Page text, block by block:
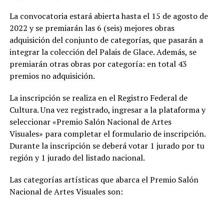
La convocatoria estará abierta hasta el 15 de agosto de
2022 y se premiarán las 6 (seis) mejores obras
adquisición del conjunto de categorías, que pasarán a
integrar la colección del Palais de Glace. Además, se
premiarán otras obras por categoría: en total 43
premios no adquisición.
La inscripción se realiza en el Registro Federal de
Cultura. Una vez registrado, ingresar a la plataforma y
seleccionar «Premio Salón Nacional de Artes
Visuales» para completar el formulario de inscripción.
Durante la inscripción se deberá votar 1 jurado por tu
región y 1 jurado del listado nacional.
Las categorías artísticas que abarca el Premio Salón
Nacional de Artes Visuales son: